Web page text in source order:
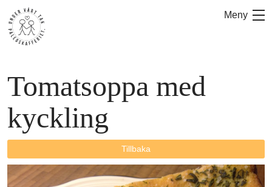
innehåll
Meny
Tomatsoppa med
kyckling
Tillbaka